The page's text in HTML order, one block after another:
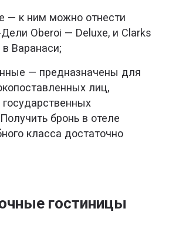
— к ним можно отнести
Oberoi — Deluxe, и Clarks
в Варанаси;
— предназначены для
лиц,
бронь в отеле
класса достаточно
гостиницы